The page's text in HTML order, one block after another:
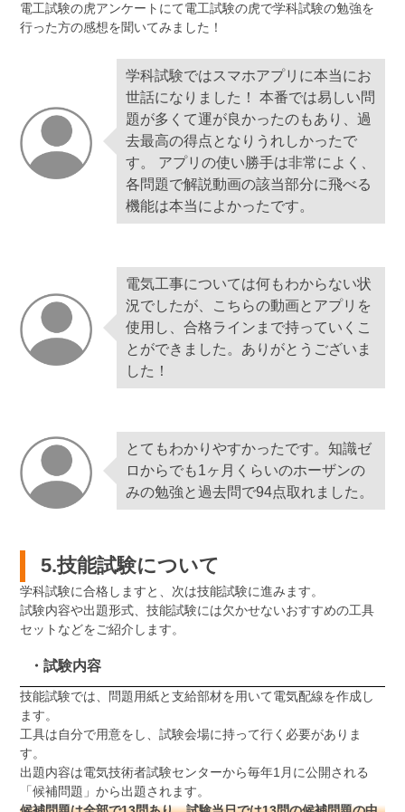
電工試験の虎アンケートにて電工試験の虎で学科試験の勉強を
行った方の感想を聞いてみました！
学科試験ではスマホアプリに本当にお
世話になりました！ 本番では易しい問
題が多くて運が良かったのもあり、過
去最高の得点となりうれしかったで
す。 アプリの使い勝手は非常によく、
各問題で解説動画の該当部分に飛べる
機能は本当によかったです。
電気工事については何もわからない状
況でしたが、こちらの動画とアプリを
使用し、合格ラインまで持っていくこ
とができました。ありがとうございま
した！
とてもわかりやすかったです。知識ゼ
ロからでも1ヶ月くらいのホーザンの
みの勉強と過去問で94点取れました。
5.技能試験について
学科試験に合格しますと、次は技能試験に進みます。
試験内容や出題形式、技能試験には欠かせないおすすめの工具
セットなどをご紹介します。
・試験内容
技能試験では、問題用紙と支給部材を用いて電気配線を作成し
ます。
工具は自分で用意をし、試験会場に持って行く必要がありま
す。
出題内容は電気技術者試験センターから毎年1月に公開される
「候補問題」から出題されます。